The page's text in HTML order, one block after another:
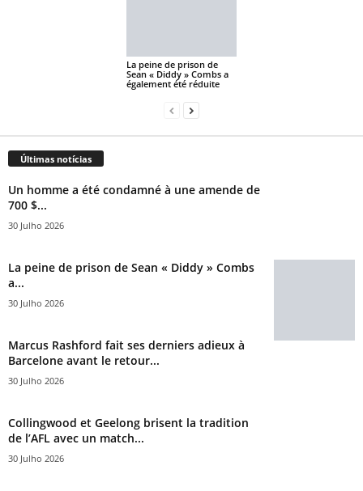
La peine de prison de
Sean « Diddy » Combs a
également été réduite
Últimas notícias
Un homme a été condamné à une amende de
700 $...
30 Julho 2026
La peine de prison de Sean « Diddy » Combs
a...
30 Julho 2026
Marcus Rashford fait ses derniers adieux à
Barcelone avant le retour...
30 Julho 2026
Collingwood et Geelong brisent la tradition
de l’AFL avec un match...
30 Julho 2026